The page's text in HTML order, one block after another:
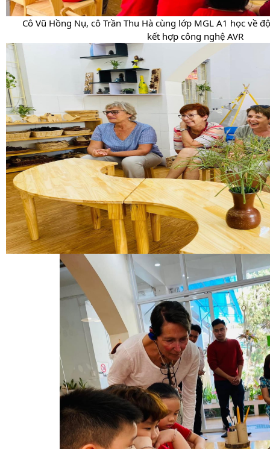
Cô Vũ Hồng Nụ, cô Trần Thu Hà cùng lớp MGL A1 học về
kết hợp công nghệ AVR